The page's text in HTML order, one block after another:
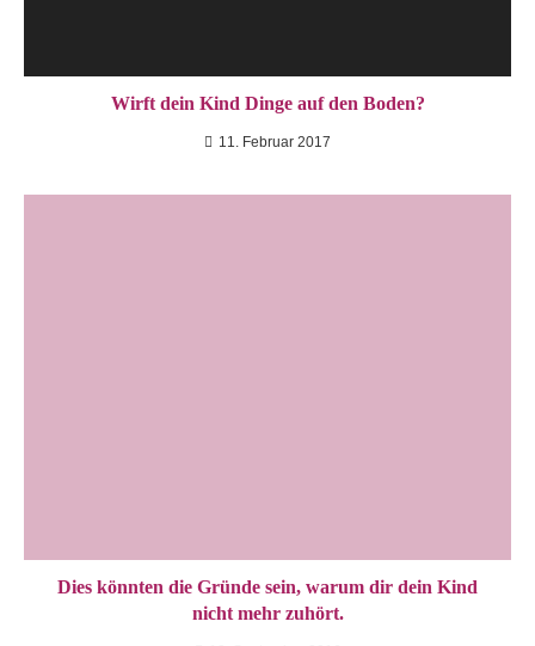
Wirft dein Kind Dinge auf den Boden?
11. Februar 2017
Dies könnten die Gründe sein, warum dir dein Kind
nicht mehr zuhört.